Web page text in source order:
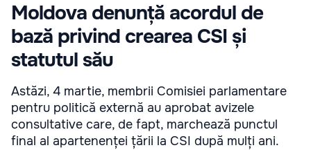
Moldova denunță acordul de
bază privind crearea CSI și
statutul său
Astăzi, 4 martie, membrii Comisiei parlamentare
pentru politică externă au aprobat avizele
consultative care, de fapt, marchează punctul
final al apartenenței țării la CSI după mulți ani.